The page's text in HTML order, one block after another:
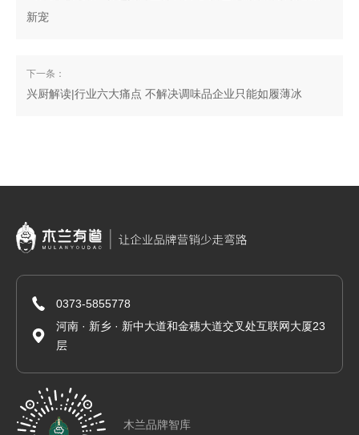
新宠
下一条：
兴厨解读|行业六大痛点 不解决调味品企业只能如履薄冰
0373-5855778
河南 · 新乡 · 新中大道和金穗大道交叉处互联网大厦23
层
木兰品牌智库